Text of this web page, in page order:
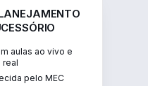
aulas ao vivo e
real
pelo MEC